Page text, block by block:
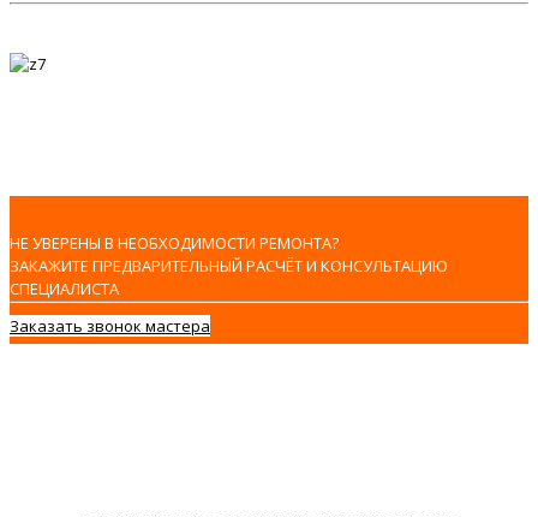
НЕ УВЕРЕНЫ В НЕОБХОДИМОСТИ РЕМОНТА?
ЗАКАЖИТЕ ПРЕДВАРИТЕЛЬНЫЙ РАСЧЁТ И КОНСУЛЬТАЦИЮ
СПЕЦИАЛИСТА
Заказать звонок мастера